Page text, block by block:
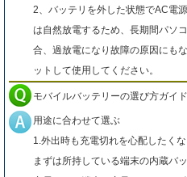
2、バッテリを外した状態でAC電
は自然放電するため、長期間パソ
合、過放電になり故障の原因にも
ットして使用してください。
モバイルバッテリーの選び方ガイド
用途に合わせて選ぶ
1.外出時も充電切れを心配したく
まずは所持している端末の内蔵バ